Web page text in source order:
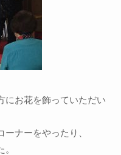
にお花を飾っていただい
ナーをやったり、